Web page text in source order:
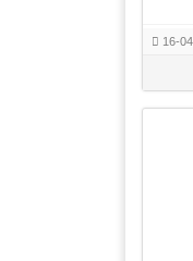
16-